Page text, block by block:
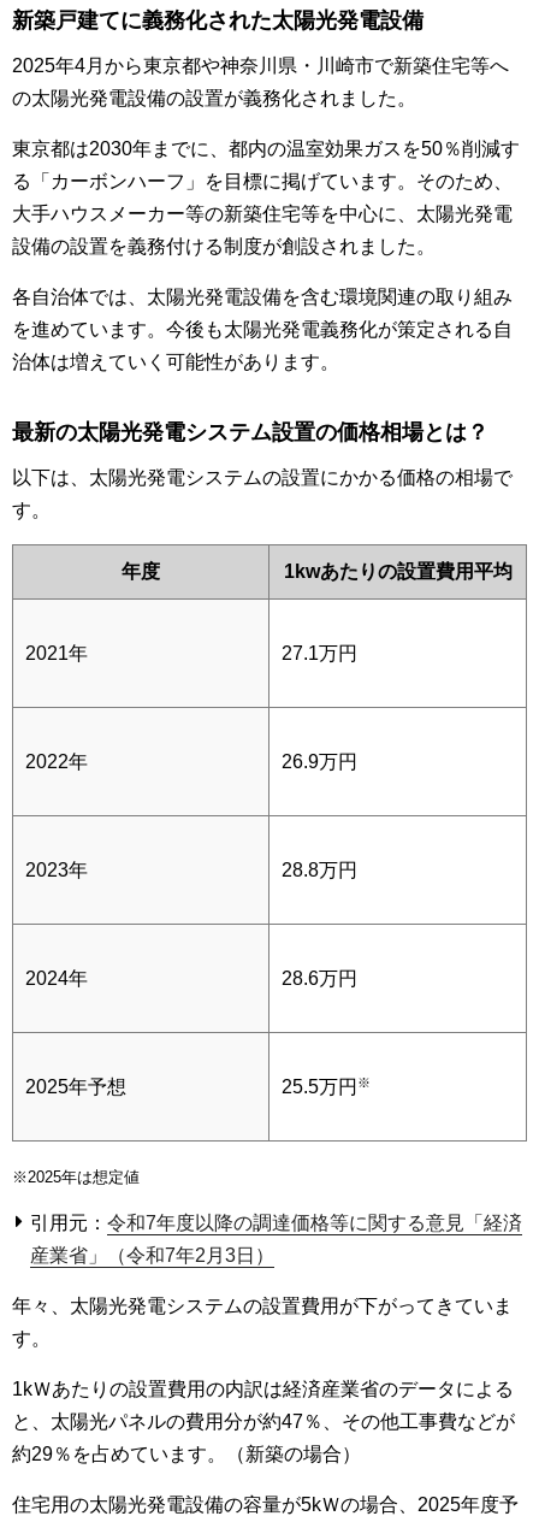
新築戸建てに義務化された太陽光発電設備
2025年4月から東京都や神奈川県・川崎市で新築住宅等へ
の太陽光発電設備の設置が義務化されました。
東京都は2030年までに、都内の温室効果ガスを50％削減す
る「カーボンハーフ」を目標に掲げています。そのため、
大手ハウスメーカー等の新築住宅等を中心に、太陽光発電
設備の設置を義務付ける制度が創設されました。
各自治体では、太陽光発電設備を含む環境関連の取り組み
を進めています。今後も太陽光発電義務化が策定される自
治体は増えていく可能性があります。
最新の太陽光発電システム設置の価格相場とは？
以下は、太陽光発電システムの設置にかかる価格の相場で
す。
年度 1kwあたりの設置費用平均
2021年 27.1万円
2022年 26.9万円
2023年 28.8万円
2024年 28.6万円
2025年予想 25.5万円 ※
※2025年は想定値
引用元： 令和7年度以降の調達価格等に関する意見「経済
産業省」（令和7年2月3日）
年々、太陽光発電システムの設置費用が下がってきていま
す。
1kＷあたりの設置費用の内訳は経済産業省のデータによる
と、太陽光パネルの費用分が約47％、その他工事費などが
約29％を占めています。（新築の場合）
住宅用の太陽光発電設備の容量が5kＷの場合、2025年度予